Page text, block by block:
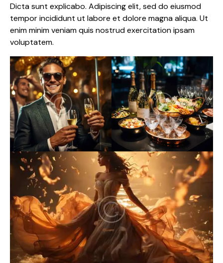
Dicta sunt explicabo. Adipiscing elit, sed do eiusmod
tempor incididunt ut labore et dolore magna aliqua. Ut
enim minim veniam quis nostrud exercitation ipsam
voluptatem.